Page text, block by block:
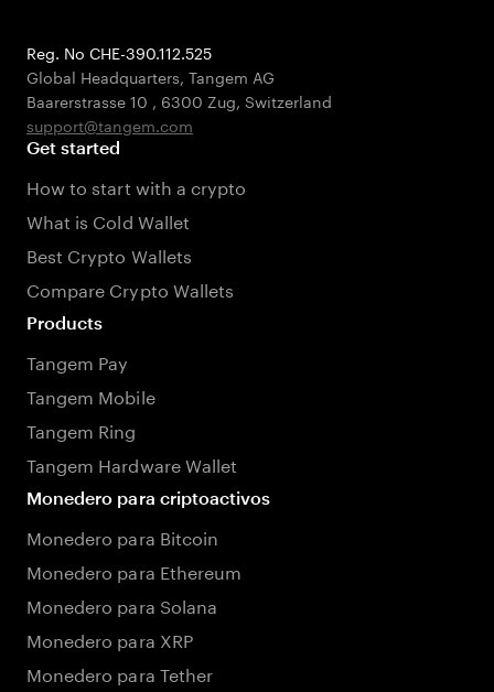
Reg. No CHE-390.112.525
Global Headquarters, Tangem AG
Baarerstrasse 10 , 6300 Zug, Switzerland
support@tangem.com
Get started
How to start with a crypto
What is Cold Wallet
Best Crypto Wallets
Compare Crypto Wallets
Products
Tangem Pay
Tangem Mobile
Tangem Ring
Tangem Hardware Wallet
Monedero para criptoactivos
Monedero para Bitcoin
Monedero para Ethereum
Monedero para Solana
Monedero para XRP
Monedero para Tether